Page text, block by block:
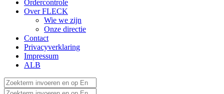
Ordercontrole
Over FLECK
Wie we zijn
Onze directie
Contact
Privacyverklaring
Impressum
ALB